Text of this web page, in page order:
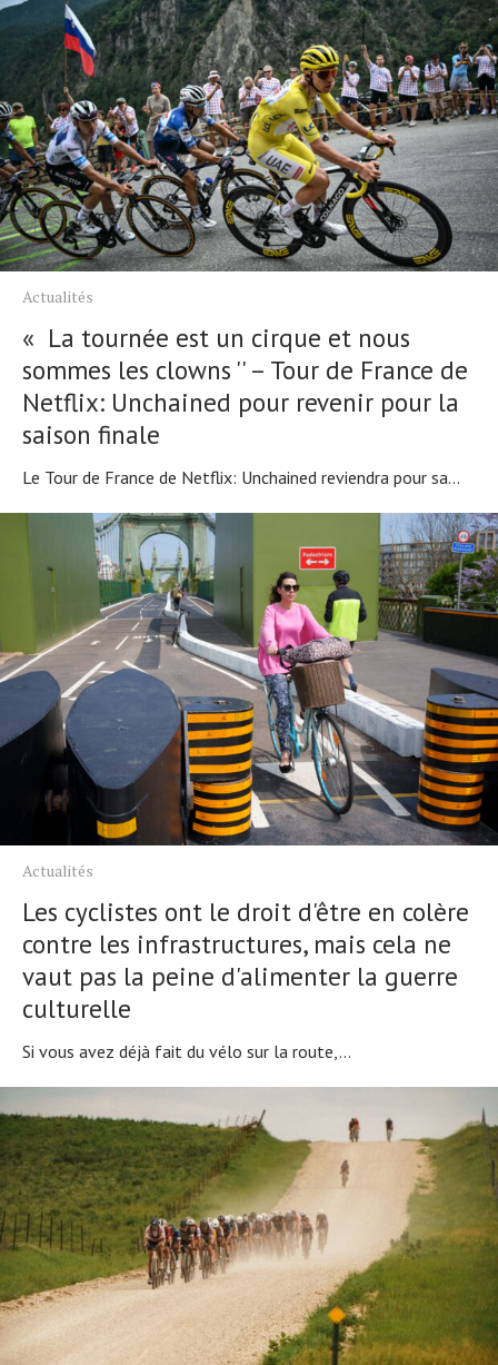
Actualités
« La tournée est un cirque et nous
sommes les clowns '' – Tour de France de
Netflix: Unchained pour revenir pour la
saison finale
Le Tour de France de Netflix: Unchained reviendra pour sa...
Actualités
Les cyclistes ont le droit d'être en colère
contre les infrastructures, mais cela ne
vaut pas la peine d'alimenter la guerre
culturelle
Si vous avez déjà fait du vélo sur la route,...